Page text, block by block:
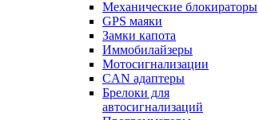
Механические блoкираторы
GPS маяки
Замки капота
Иммобилайзеры
Мотосигнализации
CAN адаптеры
Брелоки для
автосигнализаций